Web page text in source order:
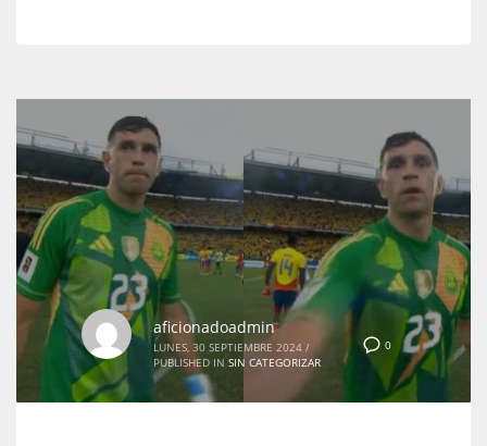
0
aficionadoadmin
LUNES, 30 SEPTIEMBRE 2024 /
PUBLISHED IN SIN CATEGORIZAR